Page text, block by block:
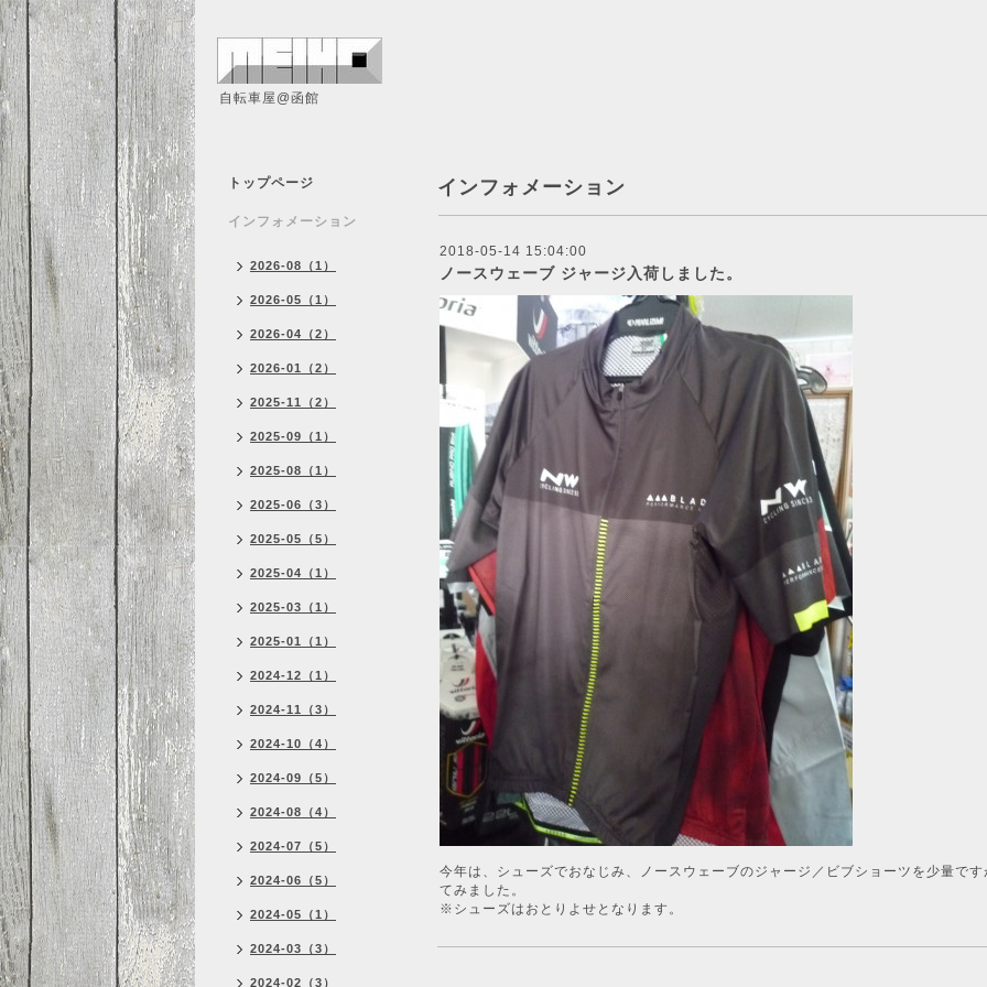
自転車屋@函館
インフォメーション
2018-05-14 15:04:00
ノースウェーブ ジャージ入荷しました。
今年は、シューズでおなじみ、ノースウェーブのジャージ／ビブショーツを少量で
てみました。
※シューズはおとりよせとなります。
トップページ
インフォメーション
2026-08（1）
2026-05（1）
2026-04（2）
2026-01（2）
2025-11（2）
2025-09（1）
2025-08（1）
2025-06（3）
2025-05（5）
2025-04（1）
2025-03（1）
2025-01（1）
2024-12（1）
2024-11（3）
2024-10（4）
2024-09（5）
2024-08（4）
2024-07（5）
2024-06（5）
2024-05（1）
2024-03（3）
2024-02（3）